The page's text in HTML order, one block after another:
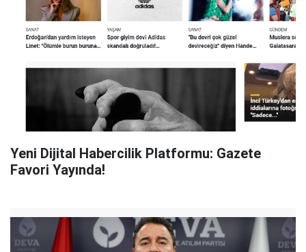
Yeni Dijital Habercilik Platformu: Gazete
Favori Yayında!